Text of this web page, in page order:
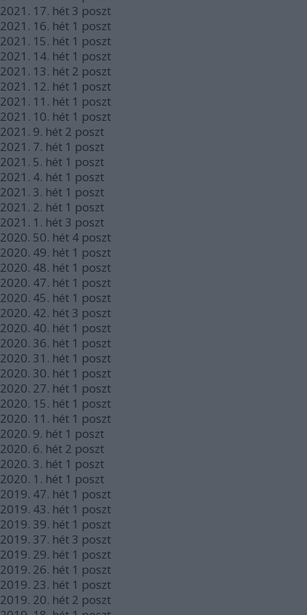
2021. 17. hét 3 poszt
2021. 16. hét 1 poszt
2021. 15. hét 1 poszt
2021. 14. hét 1 poszt
2021. 13. hét 2 poszt
2021. 12. hét 1 poszt
2021. 11. hét 1 poszt
2021. 10. hét 1 poszt
2021. 9. hét 2 poszt
2021. 7. hét 1 poszt
2021. 5. hét 1 poszt
2021. 4. hét 1 poszt
2021. 3. hét 1 poszt
2021. 2. hét 1 poszt
2021. 1. hét 3 poszt
2020. 50. hét 4 poszt
2020. 49. hét 1 poszt
2020. 48. hét 1 poszt
2020. 47. hét 1 poszt
2020. 45. hét 1 poszt
2020. 42. hét 3 poszt
2020. 40. hét 1 poszt
2020. 36. hét 1 poszt
2020. 31. hét 1 poszt
2020. 30. hét 1 poszt
2020. 27. hét 1 poszt
2020. 15. hét 1 poszt
2020. 11. hét 1 poszt
2020. 9. hét 1 poszt
2020. 6. hét 2 poszt
2020. 3. hét 1 poszt
2020. 1. hét 1 poszt
2019. 47. hét 1 poszt
2019. 43. hét 1 poszt
2019. 39. hét 1 poszt
2019. 37. hét 3 poszt
2019. 29. hét 1 poszt
2019. 26. hét 1 poszt
2019. 23. hét 1 poszt
2019. 20. hét 2 poszt